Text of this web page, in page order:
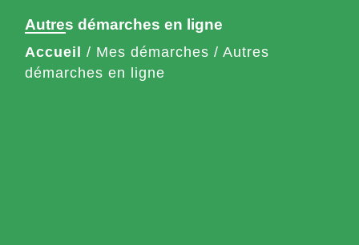
Autres démarches en ligne
Accueil / Mes démarches / Autres
démarches en ligne